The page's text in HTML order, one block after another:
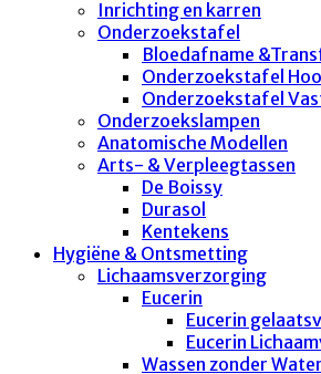
Inrichting en karren
Onderzoekstafel
Bloedafname
Onderzoekstafel
Onderzoekstafel
Onderzoekslampen
Anatomische Modellen
Arts- & Verpleegtassen
De Boissy
Durasol
Kentekens
Hygiëne & Ontsmetting
Lichaamsverzorging
Eucerin
Eucerin
Eucerin
Wassen zonder Water